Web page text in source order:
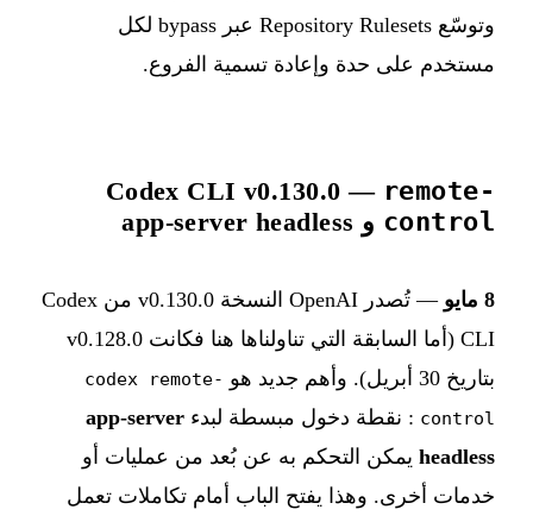
وتوسّع Repository Rulesets عبر bypass لكل
مستخدم على حدة وإعادة تسمية الفروع.
Codex CLI v0.130.0 — remote-
control و app-server headless
8 مايو
— تُصدر OpenAI النسخة v0.130.0 من Codex
CLI (أما السابقة التي تناولناها هنا فكانت v0.128.0
بتاريخ 30 أبريل). وأهم جديد هو
codex remote-
control : نقطة دخول مبسطة لبدء app-server
headless يمكن التحكم به عن بُعد من عمليات أو
خدمات أخرى. وهذا يفتح الباب أمام تكاملات تعمل